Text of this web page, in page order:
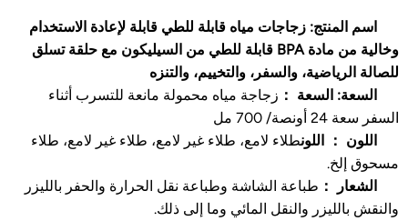
اسم المنتج: زجاجات مياه قابلة للطي قابلة لإعادة الاستخدام
وخالية من مادة BPA قابلة للطي من السيليكون مع حلقة تسلق
للصالة الرياضية، والسفر، والتخييم، والتنزه
السعة: السعة ： زجاجة مياه محمولة مانعة للتسرب أثناء
السفر سعة 24 أونصة/ 700 مل
اللون ： اللونطلاء لامع، طلاء غير لامع، طلاء غير لامع، طلاء
مسحوق إلخ.
الشعار ： طباعة الشاشة وطباعة نقل الحرارة والحفر بالليزر
والنقش بالليزر والنقل المائي وما إلى ذلك.